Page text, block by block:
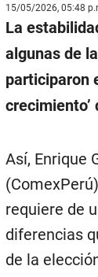
15/05/2026, 05:48
La
algunas de
participaron
crecimiento’
Así, Enrique
requiere de
diferencias
de la